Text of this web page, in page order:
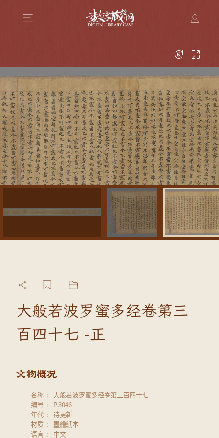
大般若波罗蜜多经卷第三
百四十七 -正
名称
大般若波罗蜜多经卷第三百四十七
编号
P.3046
年代
待更新
材质
墨繪紙本
语言
中文